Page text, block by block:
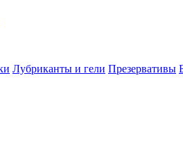
Лубриканты и гели Презервативы